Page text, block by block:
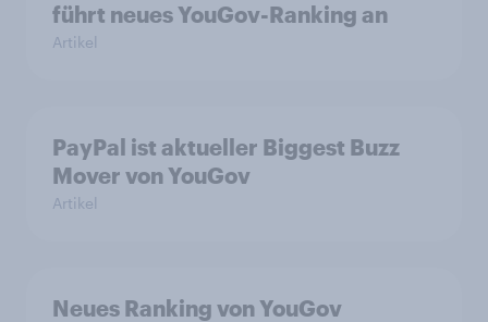
führt neues YouGov-Ranking an
Artikel
PayPal ist aktueller Biggest Buzz
Mover von YouGov
Artikel
Neues Ranking von YouGov